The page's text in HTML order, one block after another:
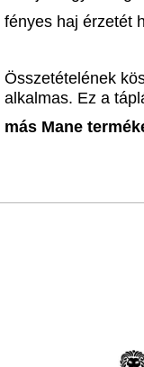
fényes haj érzetét
Összetételének
alkalmas. Ez a
más Mane